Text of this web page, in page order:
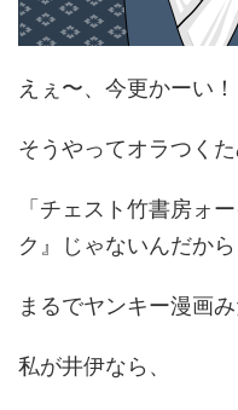
えぇ〜、今更かーい！
そうやってオラつく
「チェスト竹書房ォ
ク』じゃないんだから
まるでヤンキー漫画み
私が井伊なら、